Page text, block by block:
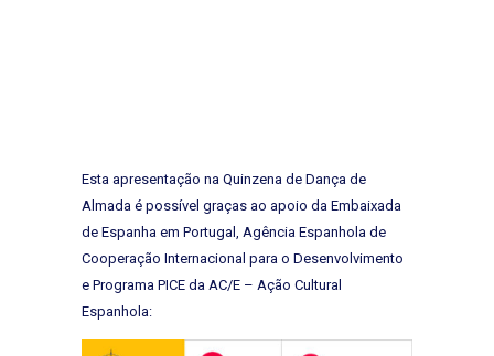
Esta apresentação na Quinzena de Dança de
Almada é possível graças ao apoio da Embaixada
de Espanha em Portugal, Agência Espanhola de
Cooperação Internacional para o Desenvolvimento
e Programa PICE da AC/E – Ação Cultural
Espanhola: